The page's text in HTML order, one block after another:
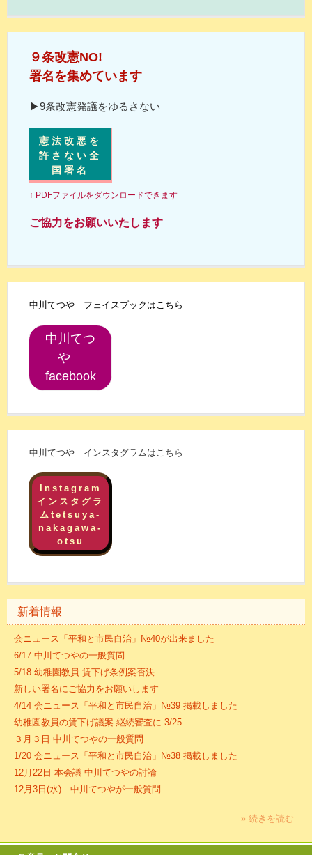
９条改憲NO!
署名を集めています
▶9条改憲発議をゆるさない
憲法改悪を
許さない全
国署名
↑ PDFファイルをダウンロードできます
ご協力をお願いいたします
中川てつや フェイスブックはこちら
中川てつ
や
facebook
中川てつや インスタグラムはこちら
Instagram
インスタグラ
ムtetsuya-
nakagawa-
otsu
新着情報
会ニュース「平和と市民自治」№40が出来ました
6/17 中川てつやの一般質問
5/18 幼稚園教員 賃下げ条例案否決
新しい署名にご協力をお願いします
4/14 会ニュース「平和と市民自治」№39 掲載しました
幼稚園教員の賃下げ議案 継続審査に 3/25
３月３日 中川てつやの一般質問
1/20 会ニュース「平和と市民自治」№38 掲載しました
12月22日 本会議 中川てつやの討論
12月3日(水) 中川てつやが一般質問
» 続きを読む